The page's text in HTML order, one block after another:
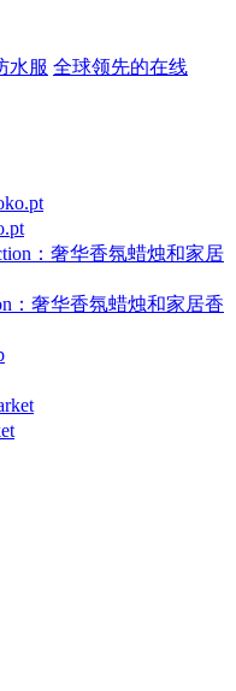
水服 全球领先的在线
：奢华香氛蜡烛和家居香